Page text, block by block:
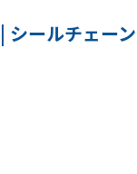
| シールチェー